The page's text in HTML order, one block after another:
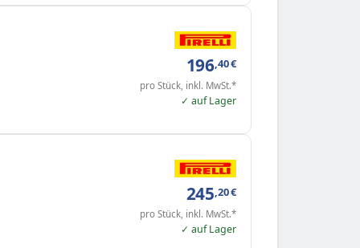
196,40€
pro Stück, inkl. MwSt.*
✓ auf Lager
245,20€
pro Stück, inkl. MwSt.*
✓ auf Lager